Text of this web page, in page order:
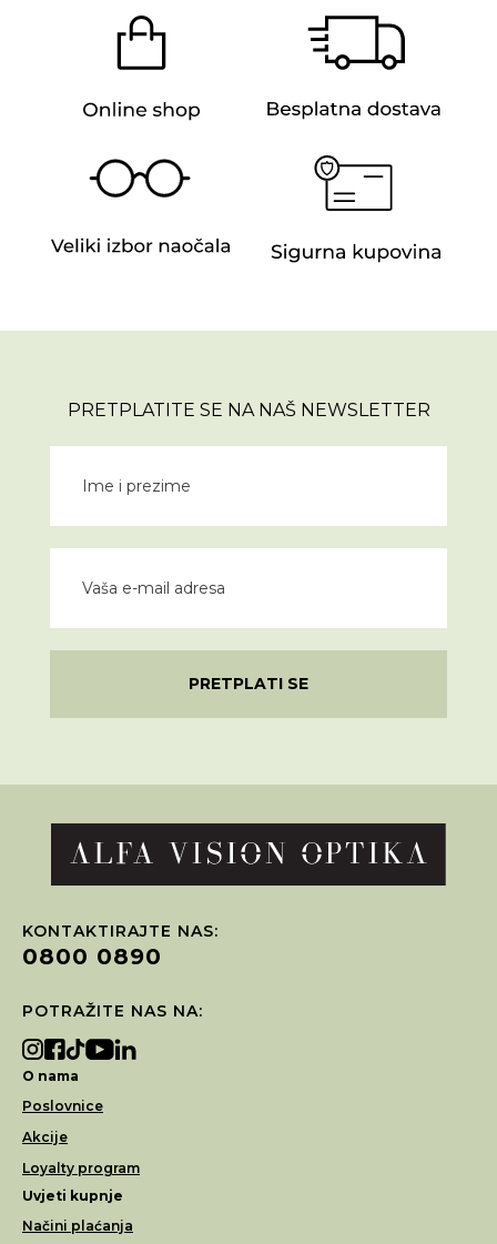
PRETPLATITE SE NA NAŠ NEWSLETTER
PRETPLATI SE
KONTAKTIRAJTE NAS:
0800 0890
POTRAŽITE NAS NA:
O nama
Poslovnice
Akcije
Loyalty program
Uvjeti kupnje
Načini plaćanja